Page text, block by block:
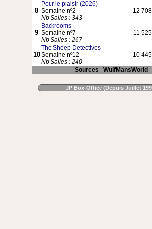
8
Pour le plaisir (2026)
Semaine nº2
Nb Salles : 343
12 708
9
Backrooms
Semaine nº7
Nb Salles : 267
11 525
10
The Sheep Detectives
Semaine nº12
Nb Salles : 240
10 445
Sources : WulfMansWorld
JP Box-Office (Depuis Juillet